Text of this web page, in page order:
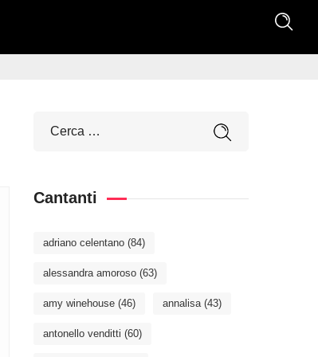
Cantanti
adriano celentano (84)
alessandra amoroso (63)
amy winehouse (46) annalisa(43)
antonello venditti (60)